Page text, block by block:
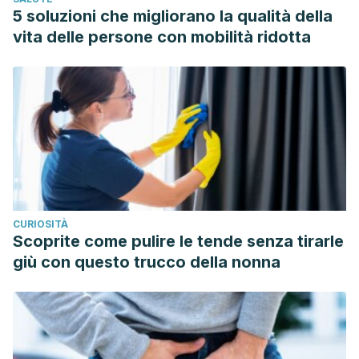
Walking: The first steps in cardiovascular disease
prevention. Current Opinion in Cardiology.
https://doi.org/10.1097/HCO.0b013e32833ce972
Thompson, P. D., Buchner, D., Piña, I. L., Balady, G. J.,
Williams, M. A., Marcus, B. H., … Wenger, N. K. (2003).
Exercise and physical activity in the prevention and
treatment of atherosclerotic cardiovascular disease: A
statement from the council on clinical cardiology
(subcommittee on exercise, rehabilitation, and prevention)
and the council on nutrition, physical activity, and
metabolism (subcommittee on physical activity). Circulation.
https://doi.org/10.1161/01.CIR.0000075572.40158.77
5 soluzioni che migliorano la qualità della
vita delle persone con mobilità ridotta
CURIOSITÀ
Scoprite come pulire le tende senza tirarle
giù con questo trucco della nonna